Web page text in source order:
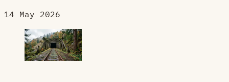
14 May 2026